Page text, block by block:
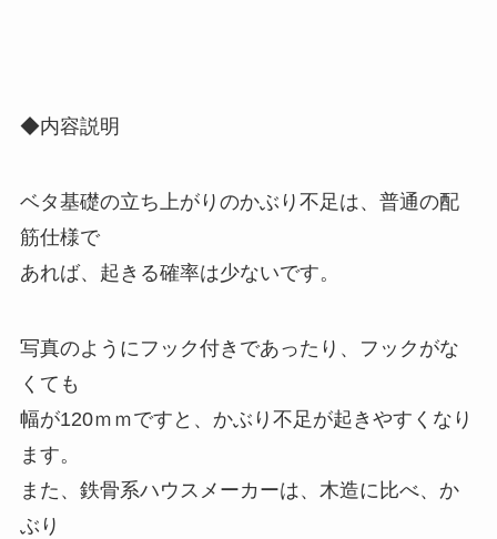
◆内容説明
ベタ基礎の立ち上がりのかぶり不足は、普通の配
筋仕様で
あれば、起きる確率は少ないです。
写真のようにフック付きであったり、フックがな
くても
幅が120ｍｍですと、かぶり不足が起きやすくなり
ます。
また、鉄骨系ハウスメーカーは、木造に比べ、か
ぶり